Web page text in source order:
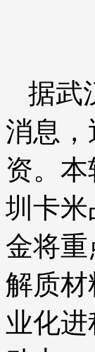
据武
消息，
资。
圳卡
金将
解质
业化